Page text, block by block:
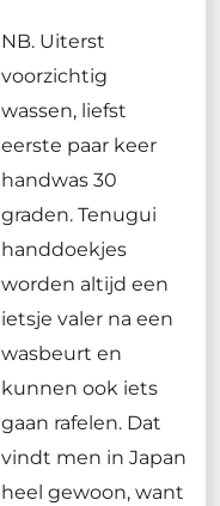
NB. Uiterst
voorzichtig
wassen, liefst
eerste paar keer
handwas 30
graden. Tenugui
handdoekjes
worden altijd een
ietsje valer na een
wasbeurt en
kunnen ook iets
gaan rafelen. Dat
vindt men in Japan
heel gewoon, want